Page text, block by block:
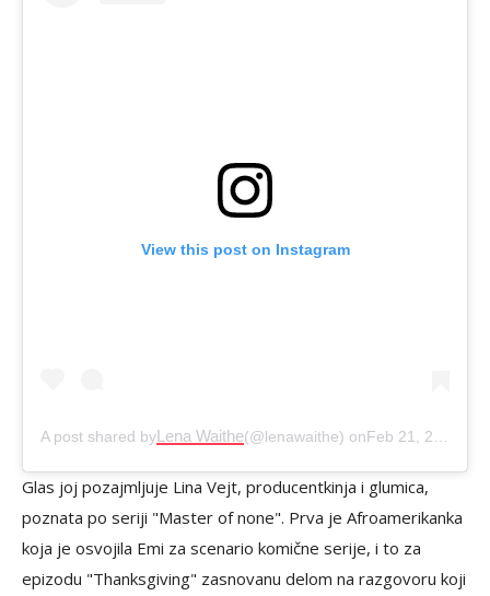
View this post on Instagram
A post shared byLena Waithe(@lenawaithe) onFeb 21, 2020 at 11:45am PST
Glas joj pozajmljuje Lina Vejt, producentkinja i glumica,
poznata po seriji "Master of none". Prva je Afroamerikanka
koja je osvojila Emi za scenario komične serije, i to za
epizodu "Thanksgiving" zasnovanu delom na razgovoru koji